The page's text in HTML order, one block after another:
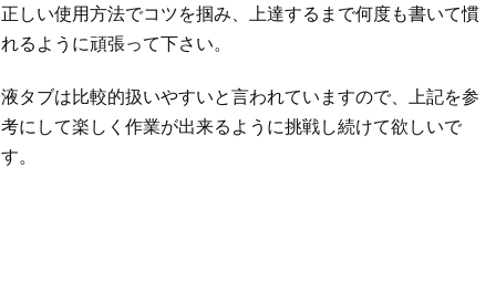
正しい使用方法でコツを掴み、上達するまで何度も書いて慣
れるように頑張って下さい。
液タブは比較的扱いやすいと言われていますので、上記を参
考にして楽しく作業が出来るように挑戦し続けて欲しいで
す。